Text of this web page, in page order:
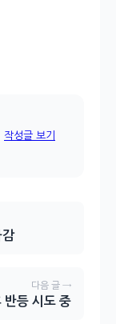
작성글 보기
감
다음 글 →
반등 시도 중